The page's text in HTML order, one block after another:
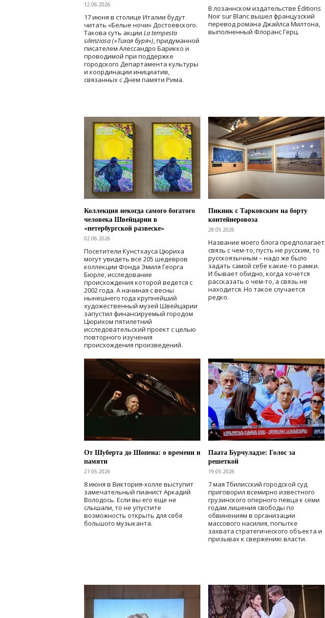
12.06.2026
17 июня в столице Италии будут
читать «Белые ночи» Достоевского.
Такова суть акции La tempesta
silenziosa («Тихая буря»), придуманной
писателем Алессандро Барикко и
проводимой при поддержке
городского Департамента культуры
и координации инициатив,
связанных с Днем памяти Рима.
В лозаннском издательстве Éditions
Noir sur Blanc вышел французский
перевод романа Джайлса Милтона,
выполненный Флоранс Герц.
Коллекция некогда самого богатого
человека Швейцарии в
«петербургской развеске»
02.06.2026
Посетители Кунстхауса Цюриха
могут увидеть все 205 шедевров
коллекции Фонда Эмиля Георга
Бюрле, исследование
происхождения которой ведется с
2002 года. А начиная с весны
нынешнего года крупнейший
художественный музей Швейцарии
запустил финансируемый городом
Цюрихом пятилетний
исследовательский проект с целью
повторного изучения
происхождения произведений.
Пикник с Тарковским на борту
контейнеровоза
28.05.2026
Название моего блога предполагает
связь с чем-то, пусть не русским, то
русскоязычным – надо же было
задать самой себе какие-то рамки.
И бывает обидно, когда хочется
рассказать о чем-то, а связь не
находится. Но такое случается
редко.
От Шуберта до Шопена: о времени и
памяти
21.05.2026
8 июня в Виктория-холле выступит
замечательный пианист Аркадий
Володось. Если вы его еще не
слышали, то не упустите
возможность открыть для себя
большого музыканта.
Паата Бурчуладзе: Голос за
решеткой
19.05.2026
7 мая Тбилисский городской суд
приговорил всемирно известного
грузинского оперного певца к семи
годам лишения свободы по
обвинениям в организации
массового насилия, попытке
захвата стратегического объекта и
призывах к свержению власти.